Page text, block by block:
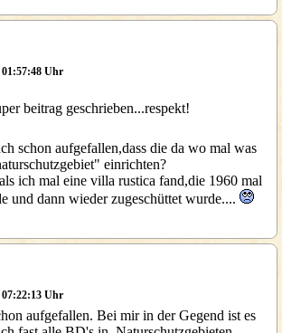
01:57:48 Uhr
beitrag geschrieben...respekt!
schon aufgefallen,dass die da wo mal was
einrichten?
ich mal eine villa rustica fand,die 1960 mal
und dann wieder zugeschüttet wurde....
07:22:13 Uhr
aufgefallen. Bei mir in der Gegend ist es